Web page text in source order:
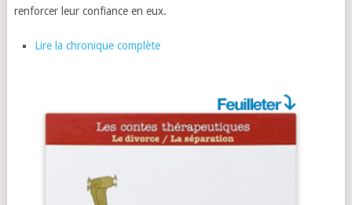
renforcer leur confiance en eux.
Lire la chronique complète